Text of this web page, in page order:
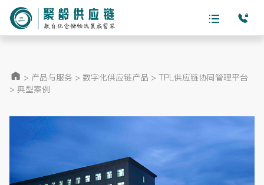
> 产品与服务 > 数字化供应链产品 > TPL供应链协同管理平台
> 典型案例